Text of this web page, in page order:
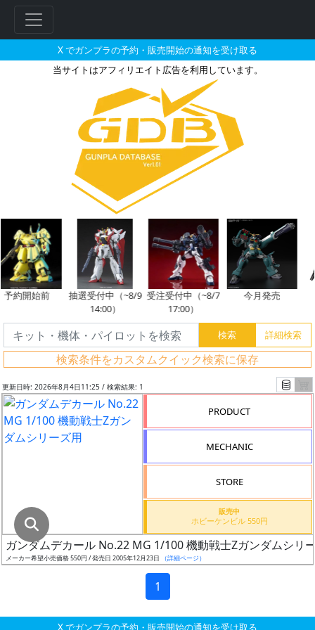
X でガンプラの予約・販売開始の通知を受け取る
当サイトはアフィリエイト広告を利用しています。
ガンダムデカール No.22 MG 1/
予約開始前
抽選受付中（~8/9
14:00）
受注受付中（~8/7
17:00）
今月発売
検索条件をカスタムクイック検索に保存
ー
検
索
グ
レ
ス
成
形
更新日時: 2026年8月4日11:25 / 検索結果: 1
PRODUCT
MECHANIC
STORE
販売中
ホビーケンビル 550円
ガンダムデカール No.22 MG 1/100 機動戦士Zガンダムシリ
メーカー希望小売価格 550円 / 発売日 2005年12月23日 （詳細ページ）
1
X でガンプラの予約・販売開始の通知を受け取る